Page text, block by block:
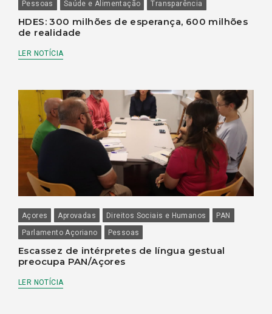
Pessoas Saúde e Alimentação Transparência
HDES: 300 milhões de esperança, 600 milhões
de realidade
LER NOTÍCIA
Açores Aprovadas Direitos Sociais e Humanos
PAN
Parlamento Açoriano
Pessoas
Escassez de intérpretes de língua gestual
preocupa PAN/Açores
LER NOTÍCIA